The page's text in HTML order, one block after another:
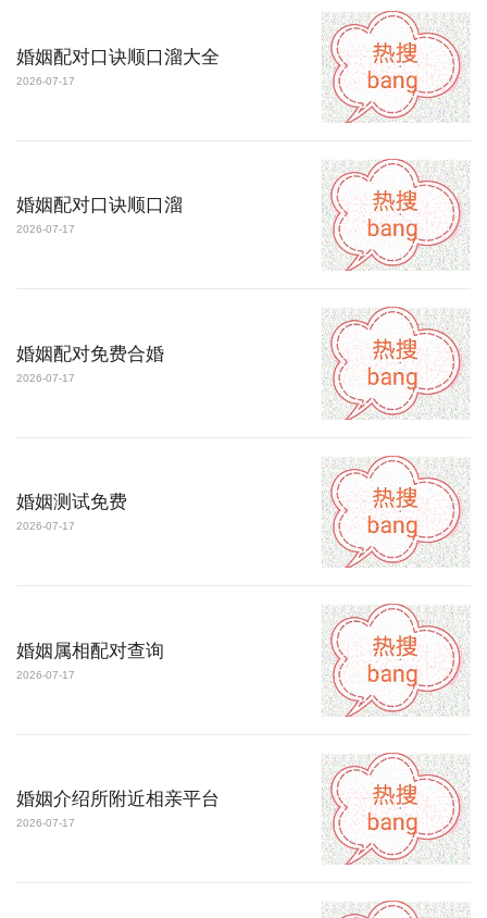
婚姻配对口诀顺口溜大全
2026-07-17
婚姻配对口诀顺口溜
2026-07-17
婚姻配对免费合婚
2026-07-17
婚姻测试免费
2026-07-17
婚姻属相配对查询
2026-07-17
婚姻介绍所附近相亲平台
2026-07-17